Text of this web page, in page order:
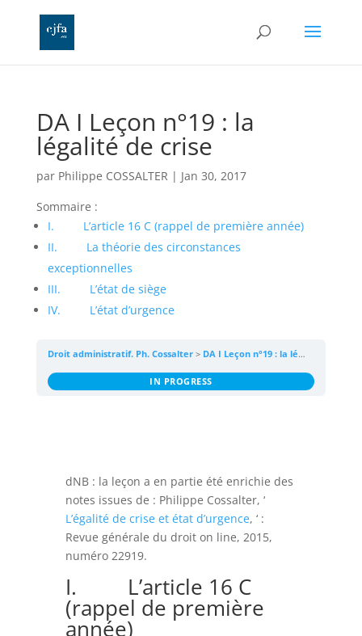
DA I Leçon n°19 : la
légalité de crise
par Philippe COSSALTER | Jan 30, 2017
Sommaire :
I. L’article 16 C (rappel de première année)
II. La théorie des circonstances
exceptionnelles
III. L’état de siège
IV. L’état d’urgence
Droit administratif. Ph. Cossalter DA I Leçon n°19 : la légalité de crise
IN PROGRESS
dNB : la leçon a en partie été enrichie des
notes issues de : Philippe Cossalter, ‘
L’égalité de crise et état d’urgence, ‘ :
Revue générale du droit on line, 2015,
numéro 22919.
I. L’article 16 C
(rappel de première
année)